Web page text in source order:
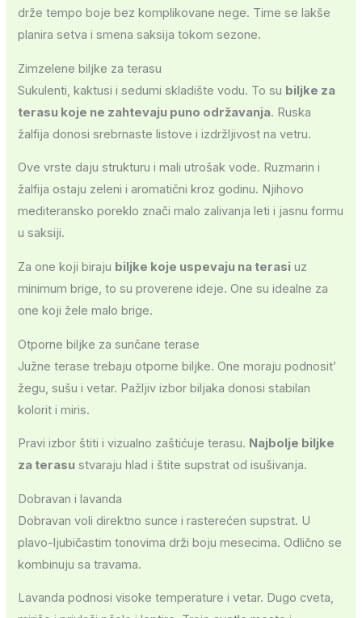
drže tempo boje bez komplikovane nege. Time se lakše
planira setva i smena saksija tokom sezone.
Zimzelene biljke za terasu
Sukulenti, kaktusi i sedumi skladište vodu. To su biljke za
terasu koje ne zahtevaju puno održavanja. Ruska
žalfija donosi srebrnaste listove i izdržljivost na vetru.
Ove vrste daju strukturu i mali utrošak vode. Ruzmarin i
žalfija ostaju zeleni i aromatični kroz godinu. Njihovo
mediteransko poreklo znači malo zalivanja leti i jasnu formu
u saksiji.
Za one koji biraju biljke koje uspevaju na terasi uz
minimum brige, to su proverene ideje. One su idealne za
one koji žele malo brige.
Otporne biljke za sunčane terase
Južne terase trebaju otporne biljke. One moraju podnosit’
žegu, sušu i vetar. Pažljiv izbor biljaka donosi stabilan
kolorit i miris.
Pravi izbor štiti i vizualno zaštićuje terasu. Najbolje biljke
za terasu stvaraju hlad i štite supstrat od isušivanja.
Dobravan i lavanda
Dobravan voli direktno sunce i rasterećen supstrat. U
plavo-ljubičastim tonovima drži boju mesecima. Odlično se
kombinuju sa travama.
Lavanda podnosi visoke temperature i vetar. Dugo cveta,